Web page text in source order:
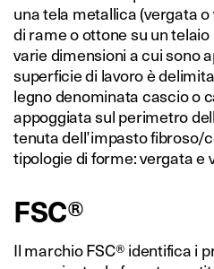
una tela metallica (vergata
di rame o ottone su un
varie dimensioni a cui sono
superficie di lavoro è
legno denominata cascio o
appoggiata sul perimetro
tenuta dell’impasto fibroso/
tipologie di forme: vergata e
FSC®
Il marchio FSC® identifica i